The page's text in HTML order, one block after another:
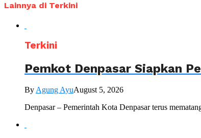
Lainnya di Terkini
Terkini
Pemkot Denpasar Siapkan
ByAgung AyuAugust 5, 2026
Denpasar – Pemerintah Kota Denpasar terus